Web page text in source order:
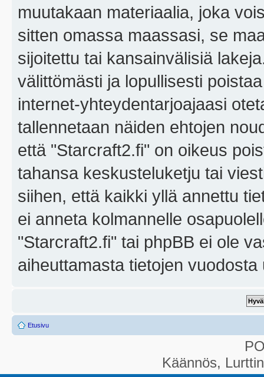
muutakaan materiaalia, joka
sitten omassa maassasi, se
sijoitettu tai kansainvälisiä
välittömästi ja lopullisesti
internet-yhteydentarjoajaasi
tallennetaan näiden ehtojen
että "Starcraft2.fi" on oikeus
tahansa keskusteluketju tai
siihen, että kaikki yllä annettu
ei anneta kolmannelle
"Starcraft2.fi" tai phpBB ei ole
aiheuttamasta tietojen
Etusivu
Käännös,